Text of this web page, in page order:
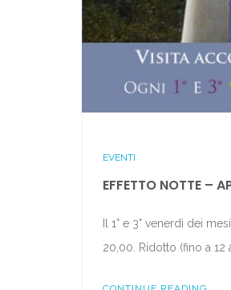
EVENTI
EFFETTO NOTTE –
Il 1° e 3° venerdì dei
20,00. Ridotto (fino a